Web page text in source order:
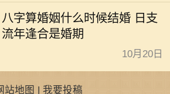
八字算婚姻什么时候结婚 日支
流年逢合是婚期
10月20日
站地图 | 我要投稿